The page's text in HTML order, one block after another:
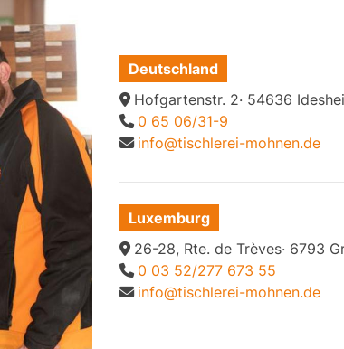
Deutschland
Hofgartenstr. 2· 54636
0 65 06/31-9
info@tischlerei-mohnen.de
Luxemburg
26-28, Rte. de Trèves· 6793
0 03 52/277 673 55
info@tischlerei-mohnen.de